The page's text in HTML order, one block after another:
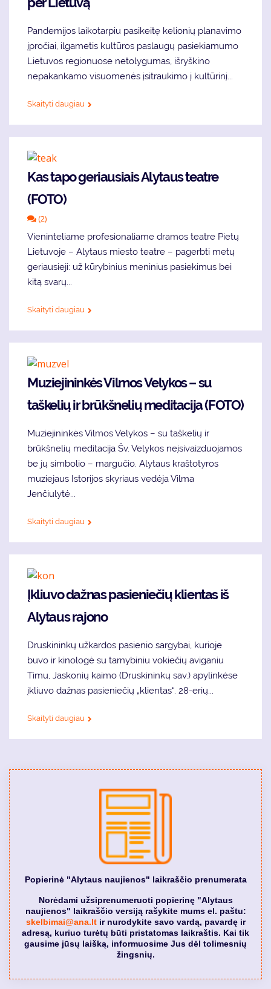
Pandemijos laikotarpiu pasikeitę kelionių planavimo
įpročiai, ilgametis kultūros paslaugų pasiekiamumo
Lietuvos regionuose netolygumas, išryškino
nepakankamo visuomenės įsitraukimo į kultūrinį...
Skaityti daugiau
Kas ta­po ge­riau­siais Alytaus teatre
(FOTO)
(2)
Vie­nin­te­lia­me pro­fe­sio­na­lia­me dra­mos te­at­re Pie­tų
Lie­tu­vo­je – Aly­taus mies­to te­at­re – pa­gerb­ti me­tų
ge­riau­sie­ji: už kū­ry­bi­nius me­ni­nius pa­sie­ki­mus bei
ki­tą sva­rų...
Skaityti daugiau
Muziejininkės Vilmos Velykos – su
taškelių ir brūkšnelių meditacija (FOTO)
Muziejininkės Vilmos Velykos – su taškelių ir
brūkšnelių meditacija Šv. Velykos neįsivaizduojamos
be jų simbolio – margučio. Alytaus kraštotyros
muziejaus Istorijos skyriaus vedėja Vilma
Jenčiulytė...
Skaityti daugiau
Įkliuvo dažnas pasieniečių klientas iš
Alytaus rajono
Druskininkų užkardos pasienio sargybai, kurioje
buvo ir kinologė su tarnybiniu vokiečių aviganiu
Timu, Jaskonių kaimo (Druskininkų sav.) apylinkėse
įkliuvo dažnas pasieniečių „klientas“. 28-erių...
Skaityti daugiau
Popierinė "Alytaus naujienos" laikraščio prenumerata
Norėdami užsiprenumeruoti popierinę "Alytaus
naujienos" laikraščio versiją rašykite mums el. paštu:
skelbimai@ana.ltir nurodykite savo vardą, pavardę ir
adresą, kuriuo turėtų būti pristatomas laikraštis. Kai tik
gausime jūsų laišką, informuosime Jus dėl tolimesnių
žingsnių.